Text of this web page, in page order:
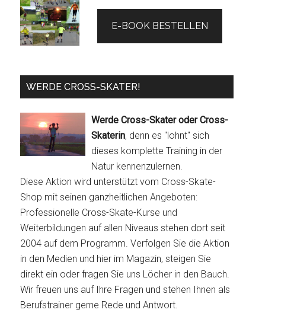
E-BOOK BESTELLEN
WERDE CROSS-SKATER!
Werde Cross-Skater oder Cross-
Skaterin, denn es "lohnt" sich
dieses komplette Training in der
Natur kennenzulernen.
Diese Aktion wird unterstützt vom Cross-Skate-
Shop mit seinen ganzheitlichen Angeboten:
Professionelle Cross-Skate-Kurse und
Weiterbildungen auf allen Niveaus stehen dort seit
2004 auf dem Programm. Verfolgen Sie die Aktion
in den Medien und hier im Magazin, steigen Sie
direkt ein oder fragen Sie uns Löcher in den Bauch.
Wir freuen uns auf Ihre Fragen und stehen Ihnen als
Berufstrainer gerne Rede und Antwort.